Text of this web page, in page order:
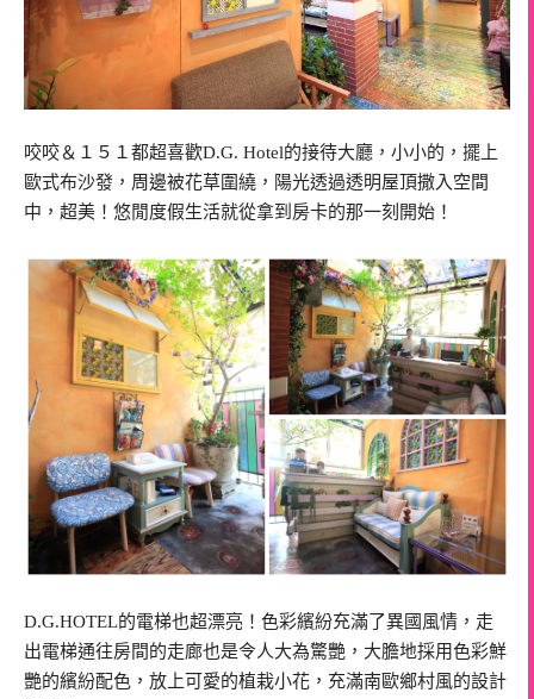
咬咬＆１５１都超喜歡D.G. Hotel的接待大廳，小小的，擺上
歐式布沙發，周邊被花草圍繞，陽光透過透明屋頂撒入空間
中，超美！悠閒度假生活就從拿到房卡的那一刻開始！
D.G.HOTEL的電梯也超漂亮！色彩繽紛充滿了異國風情，走
出電梯通往房間的走廊也是令人大為驚艷，大膽地採用色彩鮮
艷的繽紛配色，放上可愛的植栽小花，充滿南歐鄉村風的設計